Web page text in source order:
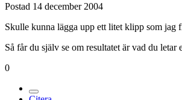
Postad 14 december 2004
Skulle kunna lägga upp ett litet klipp som jag
Så får du själv se om resultatet är vad du letar
0